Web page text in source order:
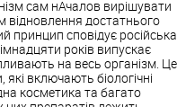
сам нАчалов вирішувати
відновлення достатнього
принцип сповідує російська
років випускає
на весь організм. Це
включають біологічні
косметика та багато